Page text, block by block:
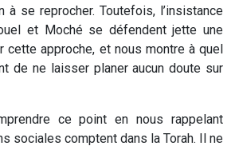
à se reprocher. Toutefois, l’insistance
et Moché se défendent jette une
cette approche, et nous montre à quel
de ne laisser planer aucun doute sur
ce point en nous rappelant
sociales comptent dans la Torah. Il ne